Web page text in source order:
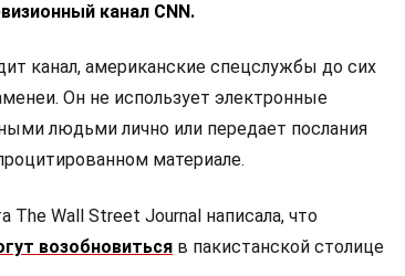
канал CNN.
канал, американские спецслужбы до сих
Он не использует электронные
людьми лично или передает послания
материале.
The Wall Street Journal написала, что
возобновиться в пакистанской столице